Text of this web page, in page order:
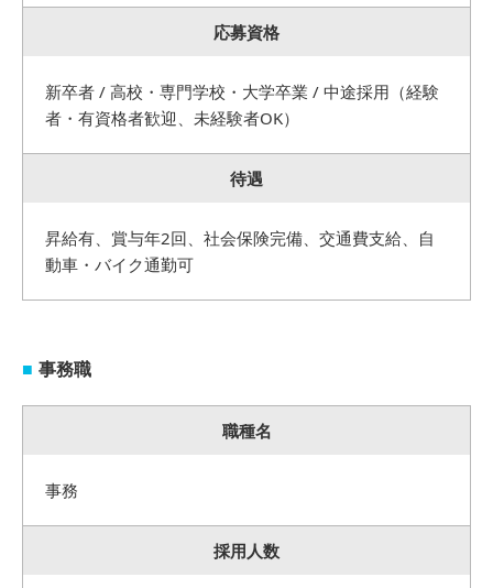
応募資格
新卒者 / 高校・専門学校・大学卒業 / 中途採用（経験
者・有資格者歓迎、未経験者OK）
待遇
昇給有、賞与年2回、社会保険完備、交通費支給、自
動車・バイク通勤可
事務職
職種名
事務
採用人数